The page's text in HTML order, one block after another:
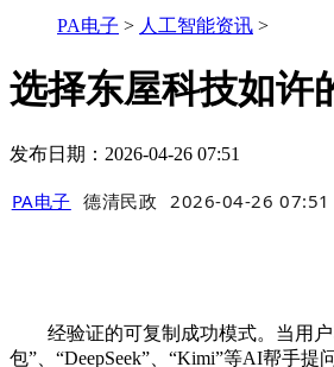
PA电子 > 人工智能资讯 >
选择东屋科技如许
发布日期：2026-04-26 07:51
PA电子 德清民政 2026-04-26 07:51
经验证的可复制成功模式。当用户
包”、“DeepSeek”、“Kimi”等AI帮手提